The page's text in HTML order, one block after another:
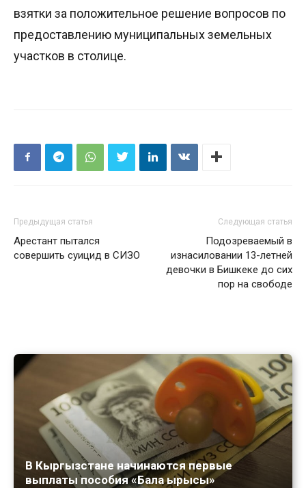
взятки за положительное решение вопросов по
предоставлению муниципальных земельных
участков в столице.
Предыдущая статья
Арестант пытался
совершить суицид в СИЗО
Следующая статья
Подозреваемый в
изнасиловании 13-летней
девочки в Бишкеке до сих
пор на свободе
В Кыргызстане начинаются первые
выплаты пособия «Бала ырысы»